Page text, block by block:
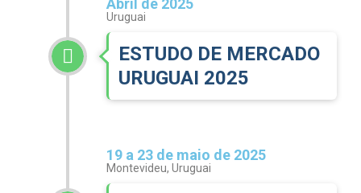
Abril de 2025
Uruguai
ESTUDO DE MERCADO
URUGUAI 2025
19 a 23 de maio de 2025
Montevideu, Uruguai